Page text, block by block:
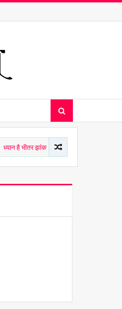
झांकना - ओशो